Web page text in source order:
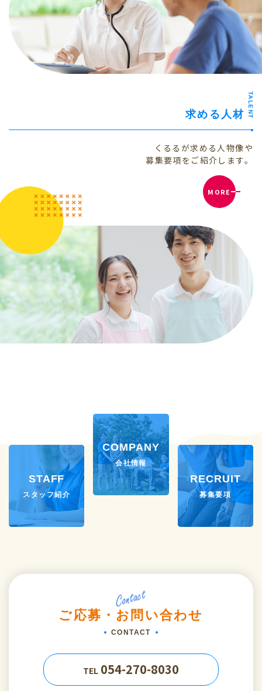
求める人材 TALENT
くるるが求める人物像や
募集要項をご紹介します。
MORE
STAFF
スタッフ紹介
COMPANY
会社情報
RECRUIT
募集要項
ご応募・お問い合わせ
CONTACT
TEL 054-270-8030